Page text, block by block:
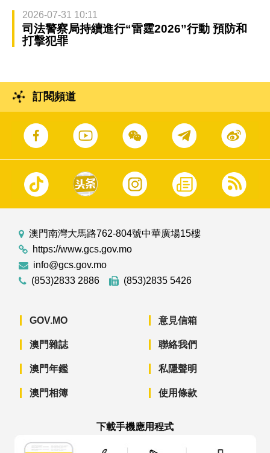
2026-07-31 10:11
司法警察局持續進行“雷霆2026”行動 預防和
打擊犯罪
訂閱頻道
澳門南灣大馬路762-804號中華廣場15樓
https://www.gcs.gov.mo
info@gcs.gov.mo
(853)2833 2886
(853)2835 5426
GOV.MO
澳門雜誌
澳門年鑑
澳門相簿
意見信箱
聯絡我們
私隱聲明
使用條款
下載手機應用程式